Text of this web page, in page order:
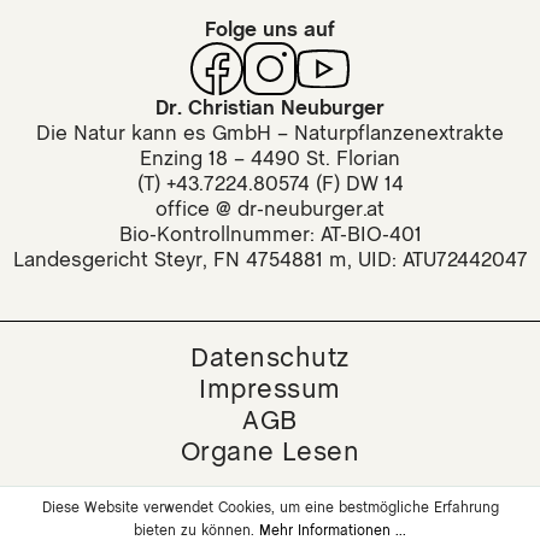
und Tropfen sind biozertifiziert und
tragen das Bio-Logo. Der Großteil
unserer Naturkosmetik ist zertifiziert
nach dem COSMOS Standard für Natur-
und Biokosmetik. Unsere Naturkosmetik
ist frei von Silikonen und Mineralölen. Als
Aromakomponenten setzen wir
ausschließlich natürliche ätherische Öle
für einen angenehmen natürlichen Duft
ein.
Manche Naturpflanzenextrakte sind auch
in flüssiger Form erhältlich. Dabei sind
die Inhaltsstoffe in einer Lösung aus
aktivem Quellwasser und Bio-Alkohol
konzentriert, wobei der einzigartige
Folge uns auf
Dr. Christian Neuburger
Die Natur kann es GmbH – Naturpflanzenextrakte
Enzing 18 – 4490 St. Florian
(T) +43.7224.80574 (F) DW 14
office @ dr-neuburger.at
Bio-Kontrollnummer: AT-BIO-401
Landesgericht Steyr, FN 4754881 m, UID: ATU72442047
Datenschutz
Impressum
AGB
Organe Lesen
Diese Website verwendet Cookies, um eine bestmögliche Erfahrung
bieten zu können. Mehr Informationen ...